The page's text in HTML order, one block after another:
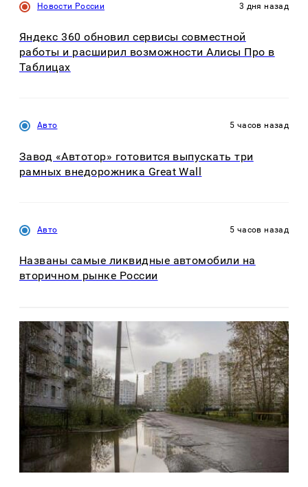
Новости России 3 дня назад
Яндекс 360 обновил сервисы совместной
работы и расширил возможности Алисы Про в
Таблицах
Авто 5 часов назад
Завод «Автотор» готовится выпускать три
рамных внедорожника Great Wall
Авто 5 часов назад
Названы самые ликвидные автомобили на
вторичном рынке России